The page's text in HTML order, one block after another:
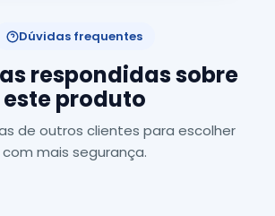
Dúvidas frequentes
respondidas sobre
este produto
de outros clientes para escolher
com mais segurança.